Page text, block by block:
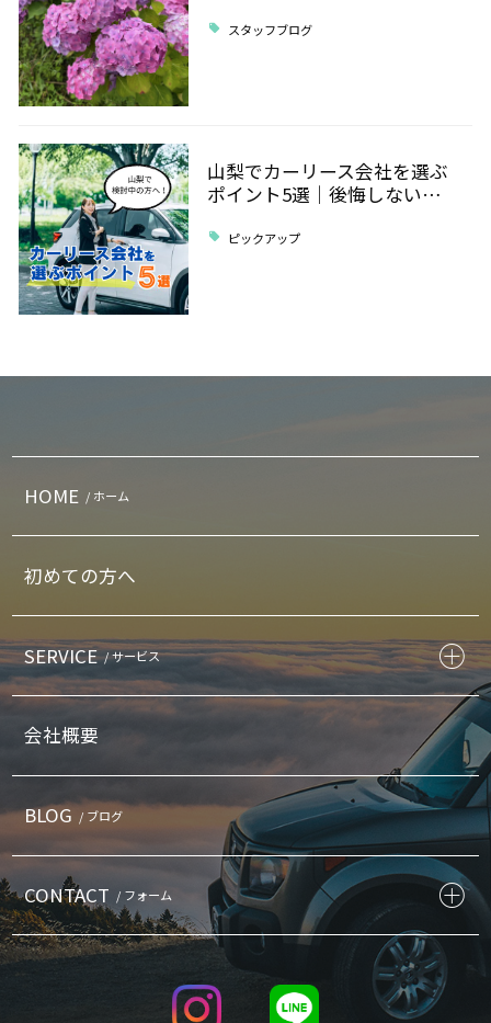
スタッフブログ
山梨でカーリース会社を選ぶ
ポイント5選｜後悔しない…
ピックアップ
HOME / ホーム
初めての方へ
SERVICE / サービス
会社概要
BLOG / ブログ
CONTACT / フォーム